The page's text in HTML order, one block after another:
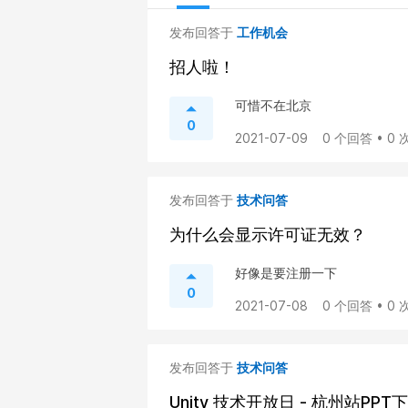
发布回答于 工作机会
招人啦！
0
可惜不在北京
2021-07-09 0 个回答 • 0
发布回答于 技术问答
为什么会显示许可证无效？
0
好像是要注册一下
2021-07-08 0 个回答 • 0
发布回答于 技术问答
Unity 技术开放日 - 杭州站PPT